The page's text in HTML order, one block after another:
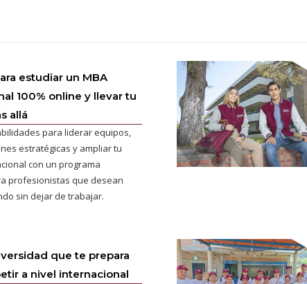
estudiar un MBA
100% online y llevar tu
allá
para liderar equipos,
estratégicas y ampliar tu
con un programa
profesionistas que desean
sin dejar de trabajar.
que te prepara
a nivel internacional